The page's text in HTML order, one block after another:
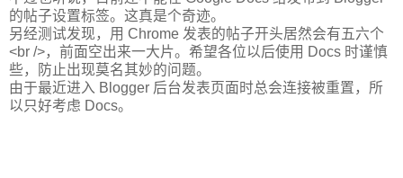
的帖子设置标签。这真是个奇迹。
另经测试发现，用 Chrome 发表的帖子开头居然会有五六个
<br />，前面空出来一大片。希望各位以后使用 Docs 时谨慎
些，防止出现莫名其妙的问题。
由于最近进入 Blogger 后台发表页面时总会连接被重置，所
以只好考虑 Docs。